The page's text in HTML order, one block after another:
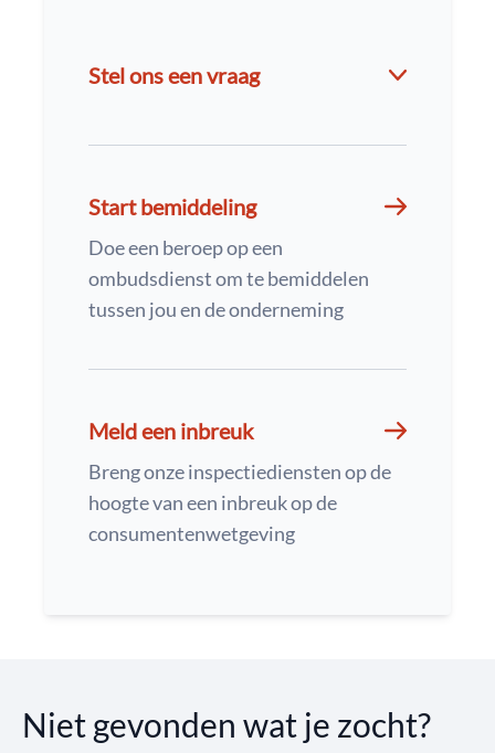
Stel ons een vraag
Start bemiddeling
Doe een beroep op een
ombudsdienst om te bemiddelen
tussen jou en de onderneming
Meld een inbreuk
Breng onze inspectiediensten op de
hoogte van een inbreuk op de
consumentenwetgeving
Niet gevonden wat je zocht?